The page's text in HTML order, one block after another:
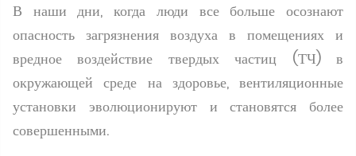
В наши дни, когда люди все больше осознают
опасность загрязнения воздуха в помещениях и
вредное воздействие твердых частиц (ТЧ) в
окружающей среде на здоровье, вентиляционные
установки эволюционируют и становятся более
совершенными.